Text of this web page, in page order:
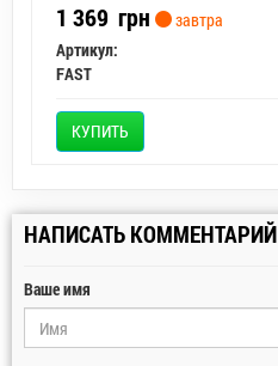
1 369 грн
завтра
Артикул:
FAST
КУПИТЬ
НАПИСАТЬ КОММЕНТАРИЙ
Ваше имя